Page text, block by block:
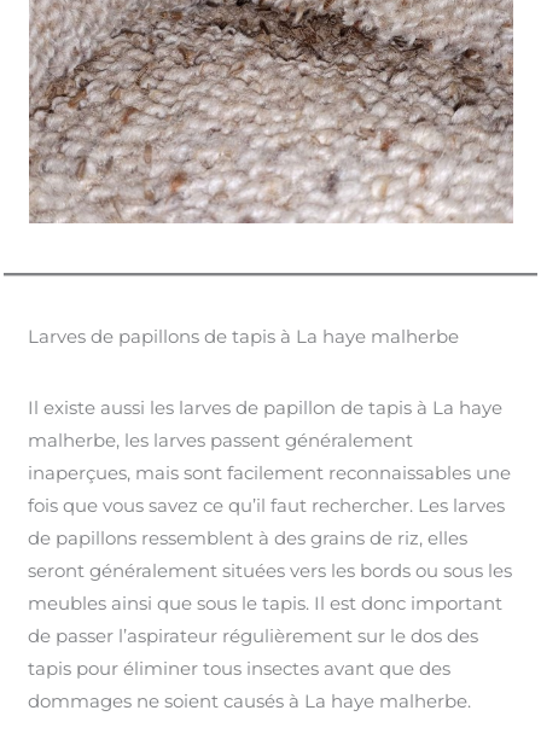
Larves de papillons de tapis à La haye malherbe
Il existe aussi les larves de papillon de tapis à La haye
malherbe, les larves passent généralement
inaperçues, mais sont facilement reconnaissables une
fois que vous savez ce qu’il faut rechercher. Les larves
de papillons ressemblent à des grains de riz, elles
seront généralement situées vers les bords ou sous les
meubles ainsi que sous le tapis. Il est donc important
de passer l’aspirateur régulièrement sur le dos des
tapis pour éliminer tous insectes avant que des
dommages ne soient causés à La haye malherbe.